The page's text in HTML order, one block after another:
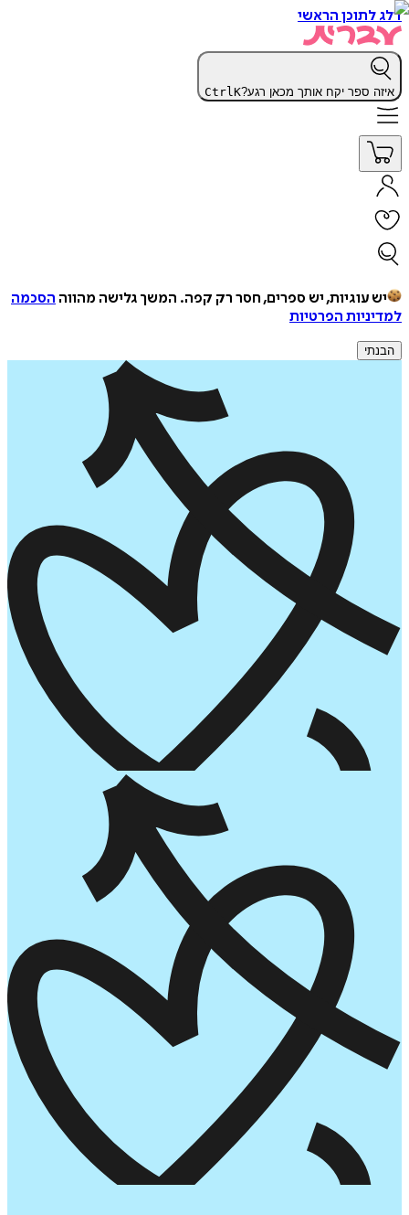
דלג לתוכן הראשי
איזה ספר יקח אותך מכאן רגע? CtrlK
יש עוגיות, יש ספרים, חסר רק קפה. המשך גלישה מהווה הסכמה
למדיניות הפרטיות
הבנתי